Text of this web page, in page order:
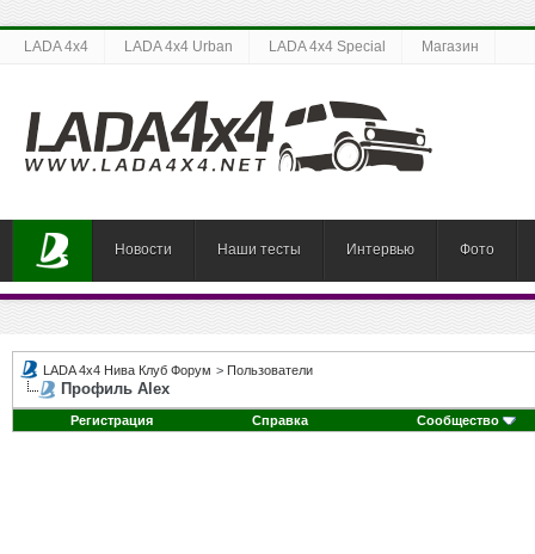
LADA 4x4 LADA 4x4 Urban LADA 4x4 Special Магазин
Новости Наши тесты Интервью Фото
LADA 4x4 Нива Клуб Форум > Пользователи
Профиль Alex
Регистрация Справка Сообщество